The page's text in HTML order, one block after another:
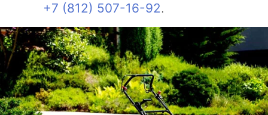
+7 (812) 507-16-92.